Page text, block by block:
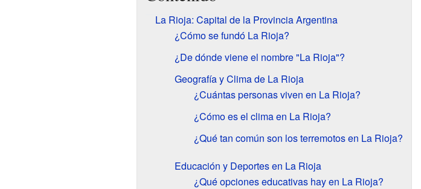
La Rioja: Capital de la Provincia Argentina
¿Cómo se fundó La Rioja?
¿De dónde viene el nombre "La Rioja"?
Geografía y Clima de La Rioja
¿Cuántas personas viven en La Rioja?
¿Cómo es el clima en La Rioja?
¿Qué tan común son los terremotos en La Rioja?
Educación y Deportes en La Rioja
¿Qué opciones educativas hay en La Rioja?